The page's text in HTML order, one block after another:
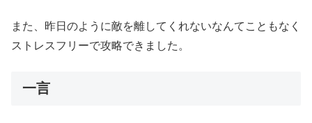
また、昨日のように敵を離してくれないなんてこともなく
ストレスフリーで攻略できました。
一言